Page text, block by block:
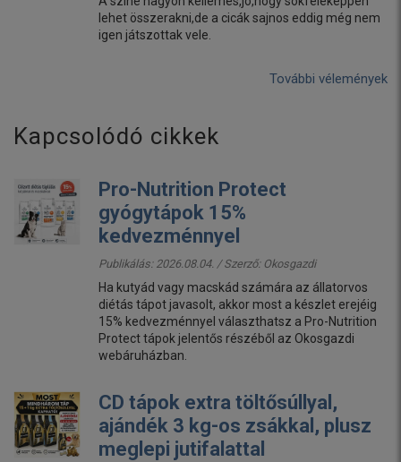
lehet összerakni,de a cicák sajnos eddig még nem
igen játszottak vele.
További vélemények
Kapcsolódó cikkek
Pro-Nutrition Protect
gyógytápok 15%
kedvezménnyel
Publikálás: 2026.08.04. / Szerző: Okosgazdi
Ha kutyád vagy macskád számára az állatorvos
diétás tápot javasolt, akkor most a készlet erejéig
15% kedvezménnyel választhatsz a Pro-Nutrition
Protect tápok jelentős részéből az Okosgazdi
webáruházban.
CD tápok extra töltősúllyal,
ajándék 3 kg-os zsákkal, plusz
meglepi jutifalattal